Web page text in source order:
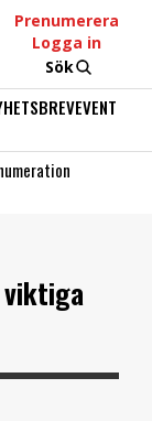
Prenumerera
Logga in
Sök
EVENT